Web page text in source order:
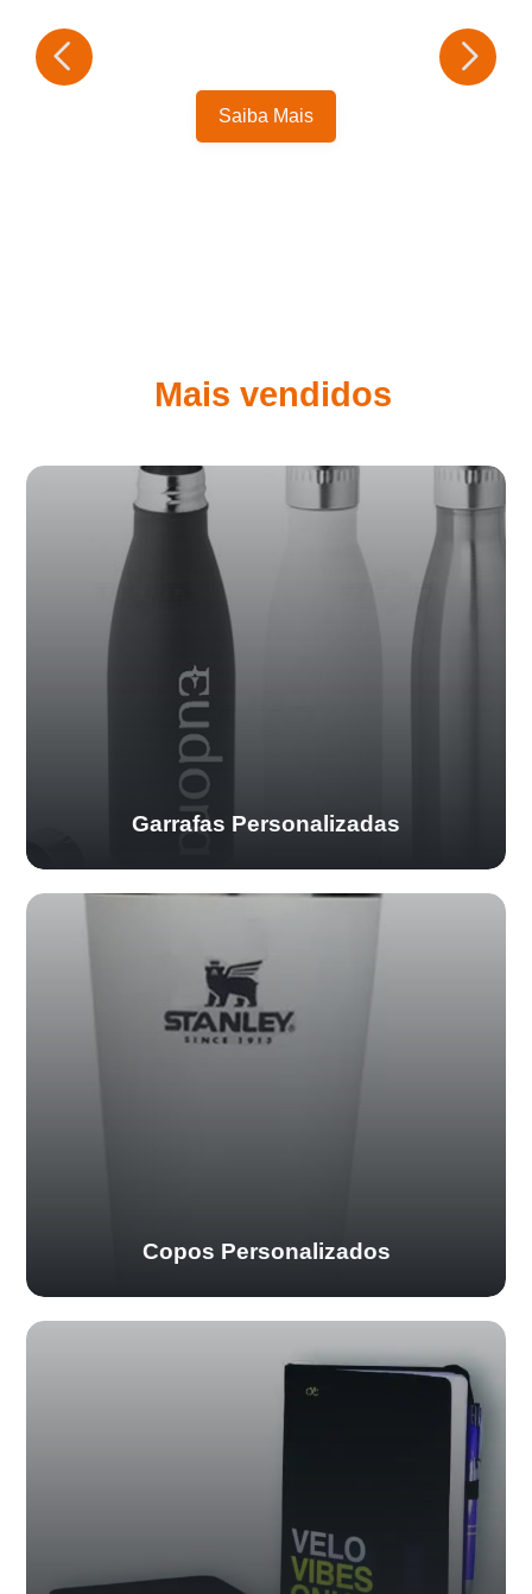
Saiba Mais
Mais vendidos
Garrafas Personalizadas
Copos Personalizados